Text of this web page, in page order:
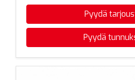
Pyydä
Pyydä